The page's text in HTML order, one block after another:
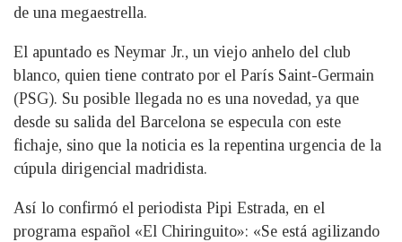
de una megaestrella.
El apuntado es Neymar Jr., un viejo anhelo del club
blanco, quien tiene contrato por el París Saint-Germain
(PSG). Su posible llegada no es una novedad, ya que
desde su salida del Barcelona se especula con este
fichaje, sino que la noticia es la repentina urgencia de la
cúpula dirigencial madridista.
Así lo confirmó el periodista Pipi Estrada, en el
programa español «El Chiringuito»: «Se está agilizando